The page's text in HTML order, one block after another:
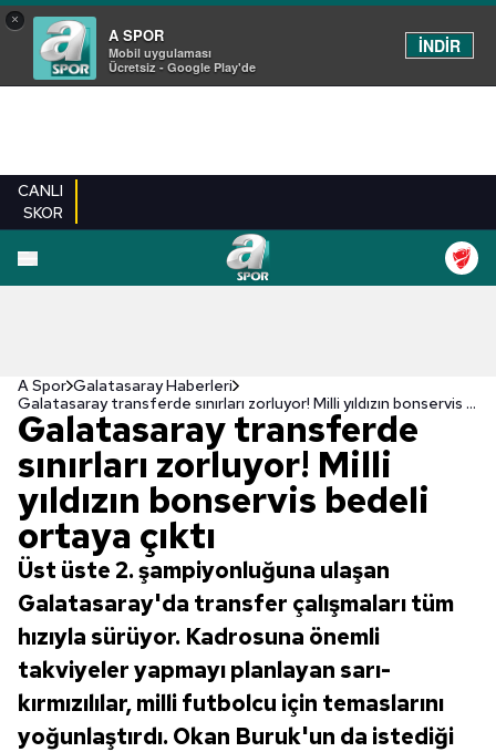
×
A SPOR
Mobil uygulaması
Ücretsiz - Google Play'de
İNDİR
CANLI
SKOR
A Spor Galatasaray Haberleri
Galatasaray transferde sınırları zorluyor! Milli yıldızın bonservis bedeli ortaya çıktı
Galatasaray transferde
sınırları zorluyor! Milli
yıldızın bonservis bedeli
ortaya çıktı
Üst üste 2. şampiyonluğuna ulaşan
Galatasaray'da transfer çalışmaları tüm
hızıyla sürüyor. Kadrosuna önemli
takviyeler yapmayı planlayan sarı-
kırmızılılar, milli futbolcu için temaslarını
yoğunlaştırdı. Okan Buruk'un da istediği